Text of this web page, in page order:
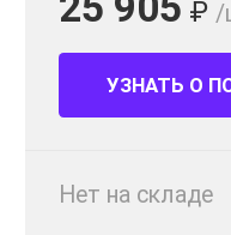
₽ /
УЗНАТЬ О
Нет на складе